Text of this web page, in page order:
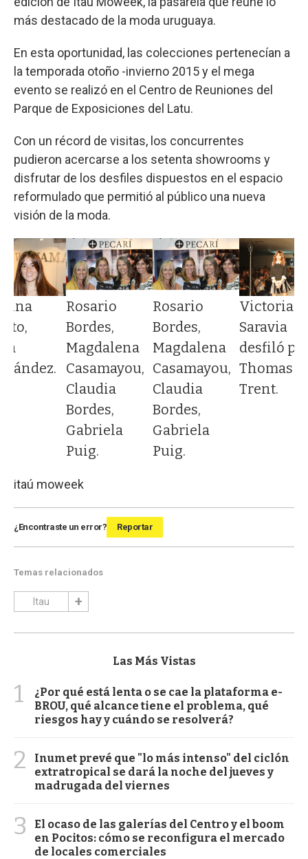
más destacado de la moda uruguaya.
En esta oportunidad, las colecciones pertenecían a
la temporada otoño -invierno 2015 y el mega
evento se realizó en el Centro de Reuniones del
Parque de Exposiciones del Latu.
Con un récord de visitas, los concurrentes
pudieron acercarse a los setenta showrooms y
disfrutar de los desfiles dispuestos en el espacio
reformulado que permitió al público una nueva
visión de la moda.
Rosario
Bordes,
Magdalena
Casamayou,
Claudia
Bordes,
Gabriela
Puig.
Rosario
Bordes,
Magdalena
Casamayou,
Claudia
Bordes,
Gabriela
Puig.
Victoria
Saravia
desfiló
Thomas
Trent.
itaú moweek
¿Encontraste un error? Reportar
Temas relacionados
Itau
Las Más Vistas
1
¿Por qué está lenta o se cae la plataforma e-
BROU, qué alcance tiene el problema, qué
riesgos hay y cuándo se resolverá?
2
Inumet prevé que "lo más intenso" del ciclón
extratropical se dará la noche del jueves y
madrugada del viernes
3
El ocaso de las galerías del Centro y el boom
en Pocitos: cómo se reconfigura el mercado
de locales comerciales